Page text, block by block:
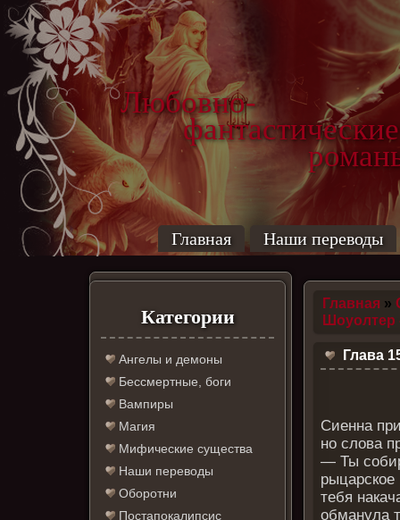
Любовно-
фантастические
Главная Наши переводы
Категории
Ангелы и демоны
Бессмертные, боги
Вампиры
Магия
Мифические существа
Наши переводы
Оборотни
Постапокалипсис
Главная »
Шоуолтер
Глава
Сиенна
но слова
— Ты
рыцарское
тебя
обманула